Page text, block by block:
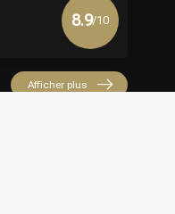
8.9/10
Afficher plus